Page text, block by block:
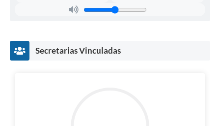
Secretarias Vinculadas